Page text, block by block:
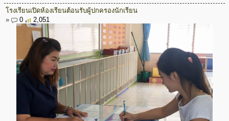
โรงเรียนเปิดห้องเรียนต้อนรับผู้ปกครองนักเรียน
»
0 2,051